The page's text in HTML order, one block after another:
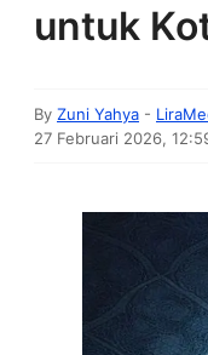
untuk
By Zuni Yahya -
27 Februari 2026,